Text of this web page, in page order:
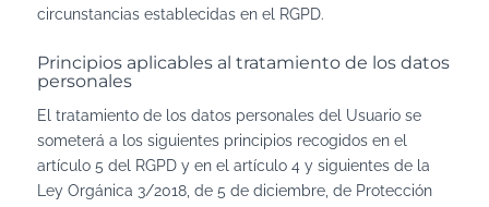
circunstancias establecidas en el RGPD.
Principios aplicables al tratamiento de los datos
personales
El tratamiento de los datos personales del Usuario se
someterá a los siguientes principios recogidos en el
artículo 5 del RGPD y en el artículo 4 y siguientes de la
Ley Orgánica 3/2018, de 5 de diciembre, de Protección